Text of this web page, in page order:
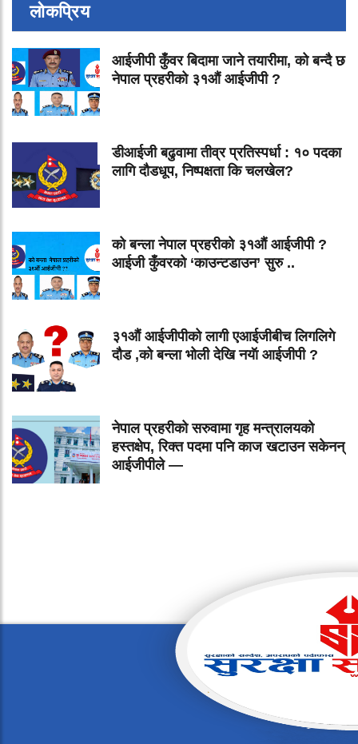
लोकप्रिय
आईजीपी कुँवर बिदामा जाने तयारीमा, को बन्दै छ
नेपाल प्रहरीको ३१औं आईजीपी ?
डीआईजी बढुवामा तीव्र प्रतिस्पर्धा : १० पदका
लागि दौडधूप, निष्पक्षता कि चलखेल?
को बन्ला नेपाल प्रहरीको ३१औं आईजीपी ?
आईजी कुँवरको ‘काउन्टडाउन’ सुरु ..
३१औं आईजीपीको लागी एआईजीबीच लिगलिगे
दौड ,को बन्ला भोली देखि नयॅा आईजीपी ?
नेपाल प्रहरीको सरुवामा गृह मन्त्रालयको
हस्तक्षेप, रिक्त पदमा पनि काज खटाउन सकेनन्
आईजीपीले —